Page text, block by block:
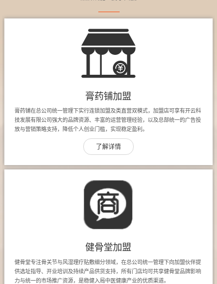
膏药铺加盟
膏药铺在总公司统一管理下实行连锁加盟及类直营双模式，加盟店可享有开云科
技发展有限公司强大的品牌资源、丰富的运营管理经验，以及总部统一的广告投
放与营销策略支持，降低个人创业门槛，实现稳定盈利。
了解详情
健骨堂加盟
健骨堂专注骨关节与风湿理疗贴敷细分领域，在总公司统一管理下向加盟伙伴提
供选址指导、开业培训及持续产品供货支持，所有门店均可共享健骨堂品牌影响
力与统一的市场推广资源，是稳健入局中医健康产业的优质渠道。